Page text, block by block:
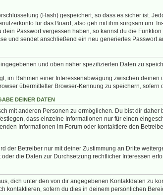
(Hash) gespeichert, so dass es sicher ist.
für das Board, also geh mit ihm sorgsam um.
Passwort vergessen haben, so kannst du die
und sendet anschließend ein neu generiertes Passwort
und oben näher spezifizierten Daten zu
im Rahmen einer Interessenabwägung zwischen
übermittelter Browser-Kennung zu speichern,
DEINER DATEN
mit anderen Personen zu ermöglichen. Du bist dir
dass einzelne Informationen nur für einen
Informationen im Forum oder kontaktiere den
der Betreiber nur mit deiner Zustimmung an Dritte
die Daten zur Durchsetzung rechtlicher Interessen
dich unter den von dir angegebenen Kontaktdaten zu
kontaktieren, sofern du dies in deinem persönlichen